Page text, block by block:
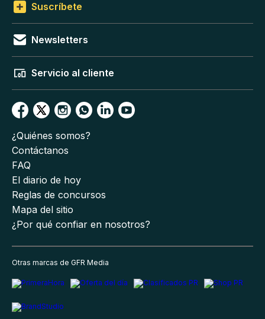
Suscríbete
Newsletters
Servicio al cliente
¿Quiénes somos?
Contáctanos
FAQ
El diario de hoy
Reglas de concursos
Mapa del sitio
¿Por qué confiar en nosotros?
Otras marcas de GFR Media